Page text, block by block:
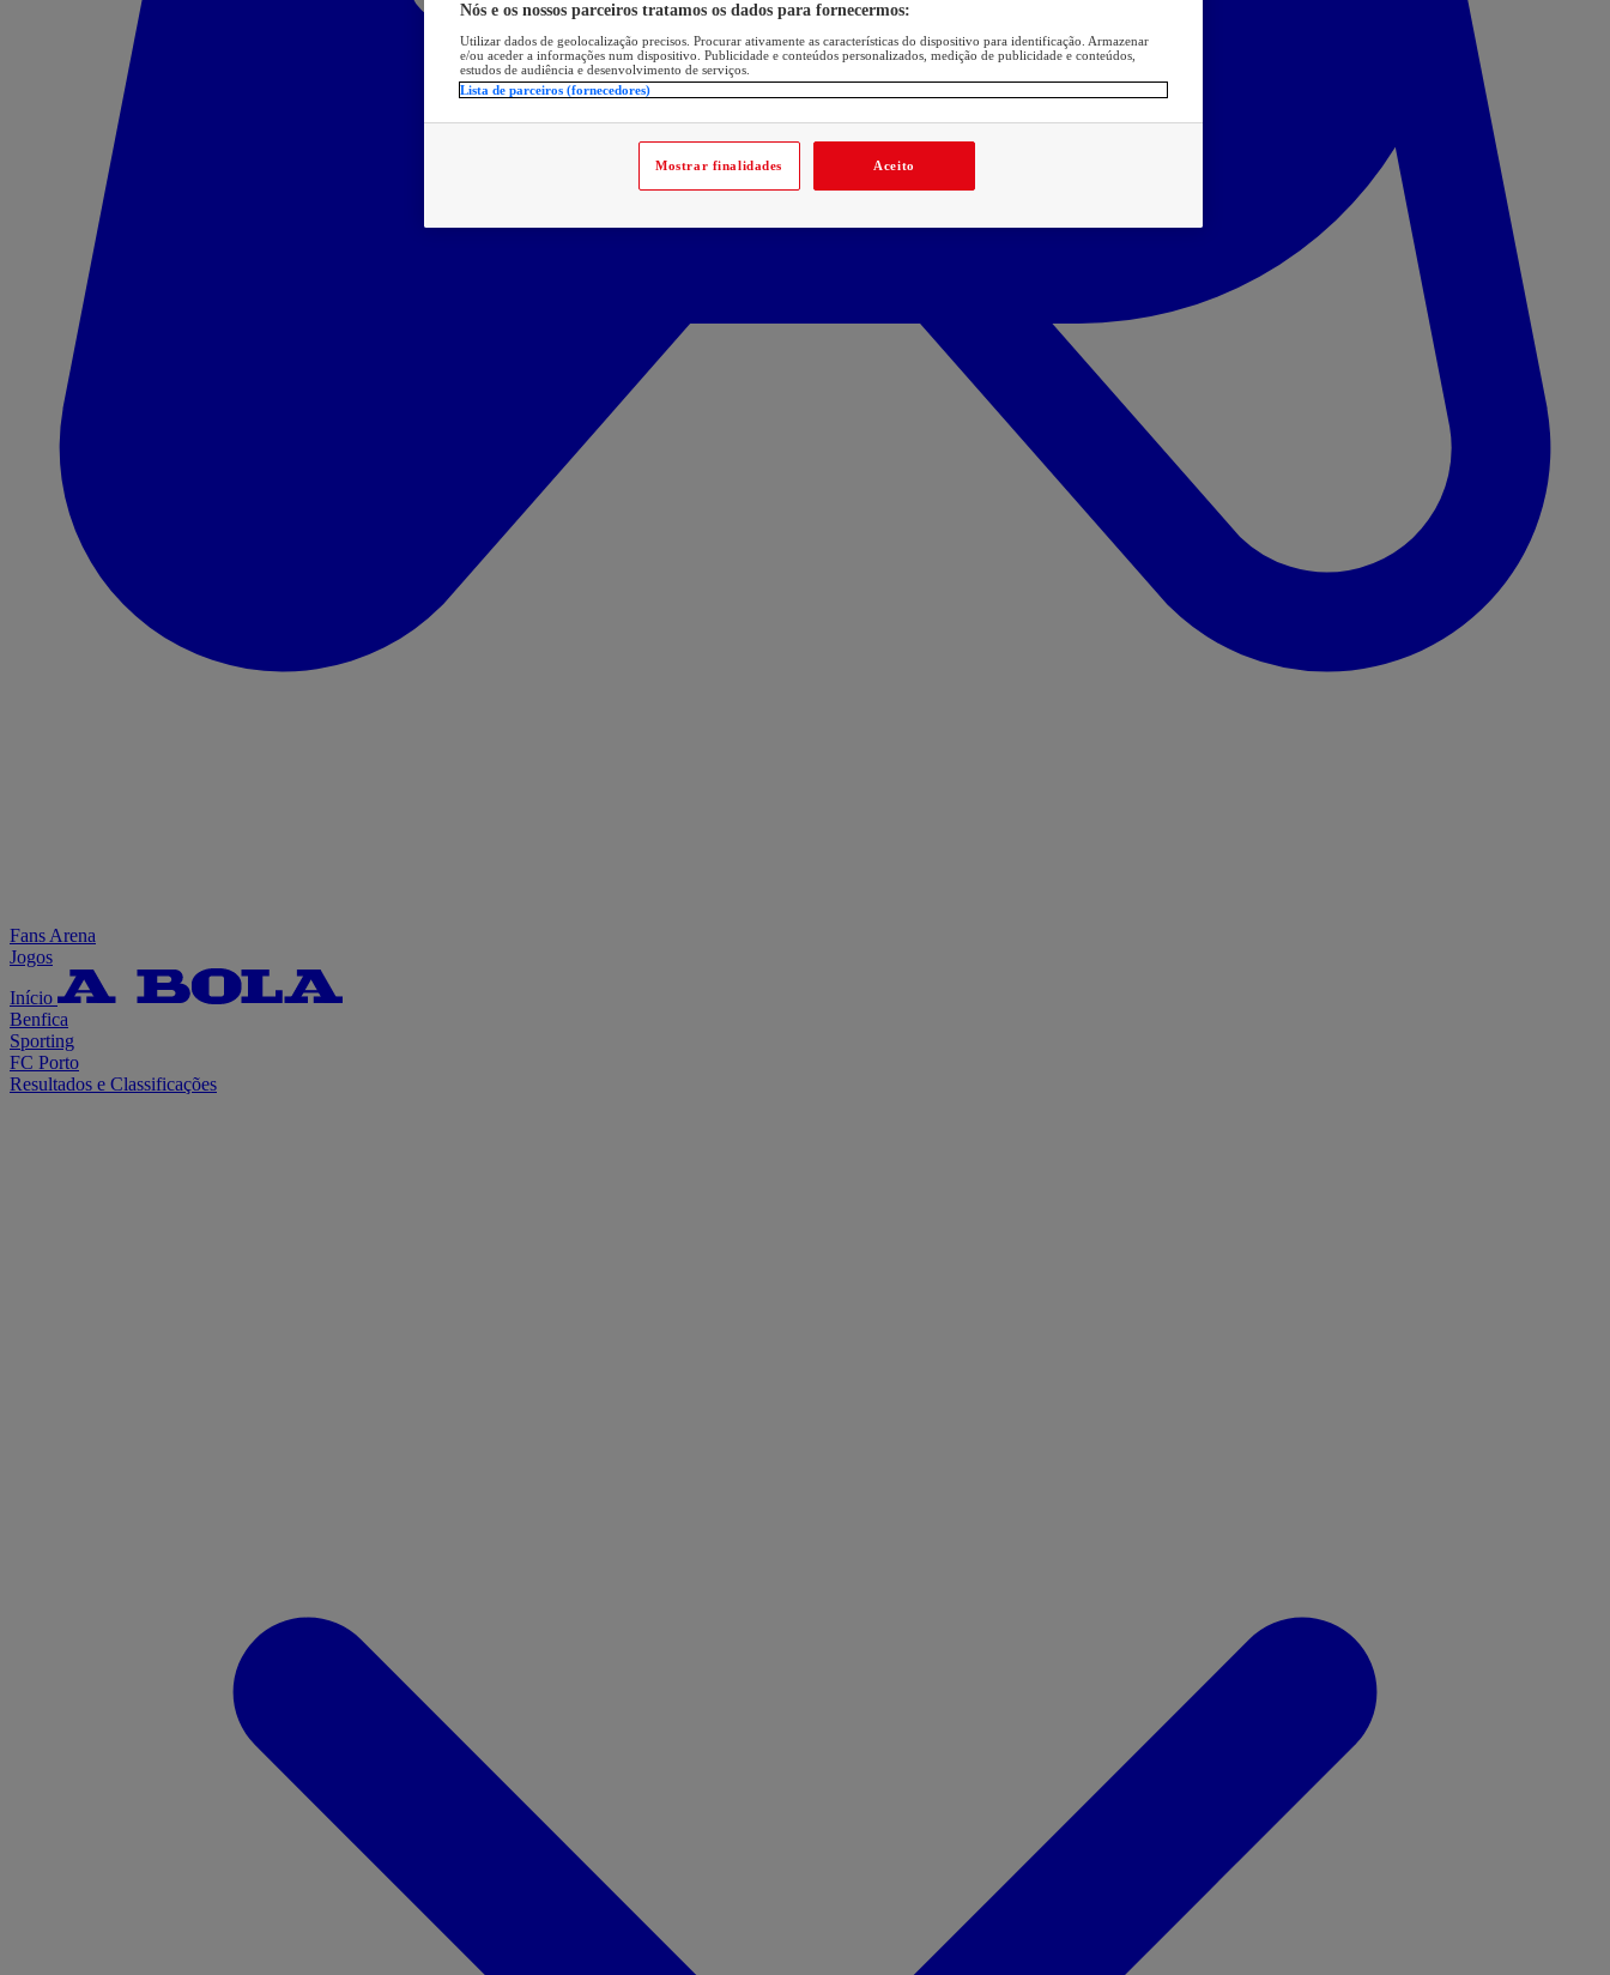
Fans Arena
Jogos
Início
Benfica
Sporting
FC Porto
Resultados e Classificações
Nós e os nossos parceiros tratamos os dados para fornecermos:
Utilizar dados de geolocalização precisos. Procurar ativamente as características do dispositivo para identificação. Armazenar
e/ou aceder a informações num dispositivo. Publicidade e conteúdos personalizados, medição de publicidade e conteúdos,
estudos de audiência e desenvolvimento de serviços.
Lista de parceiros (fornecedores)
Mostrar finalidades Aceito